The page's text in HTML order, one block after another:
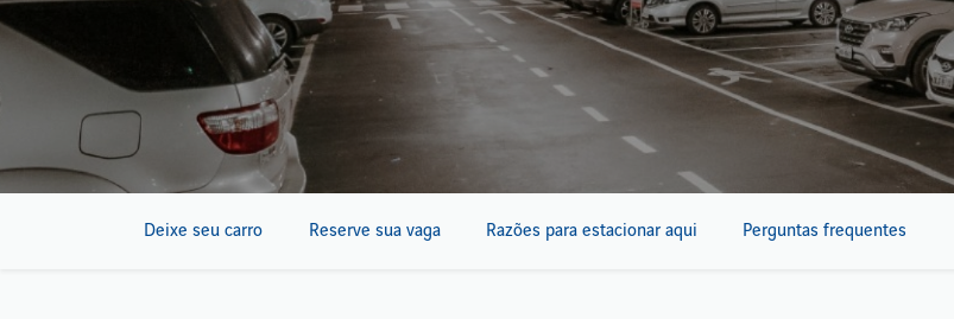
Deixe seu carro Reserve sua vaga Razões para estacionar aqui Perguntas frequentes